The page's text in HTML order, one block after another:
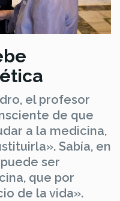
el profesor
de que
a la medicina,
Sabía, en
ser
que por
de la vida».